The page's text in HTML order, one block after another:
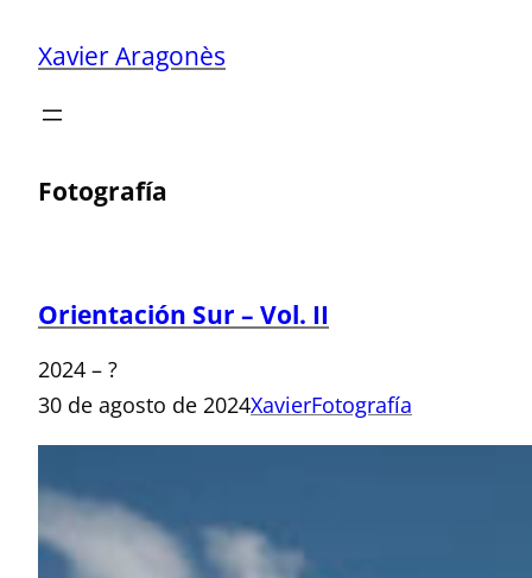
Xavier Aragonès
Fotografía
Orientación Sur – Vol. II
2024 – ?
30 de agosto de 2024XavierFotografía